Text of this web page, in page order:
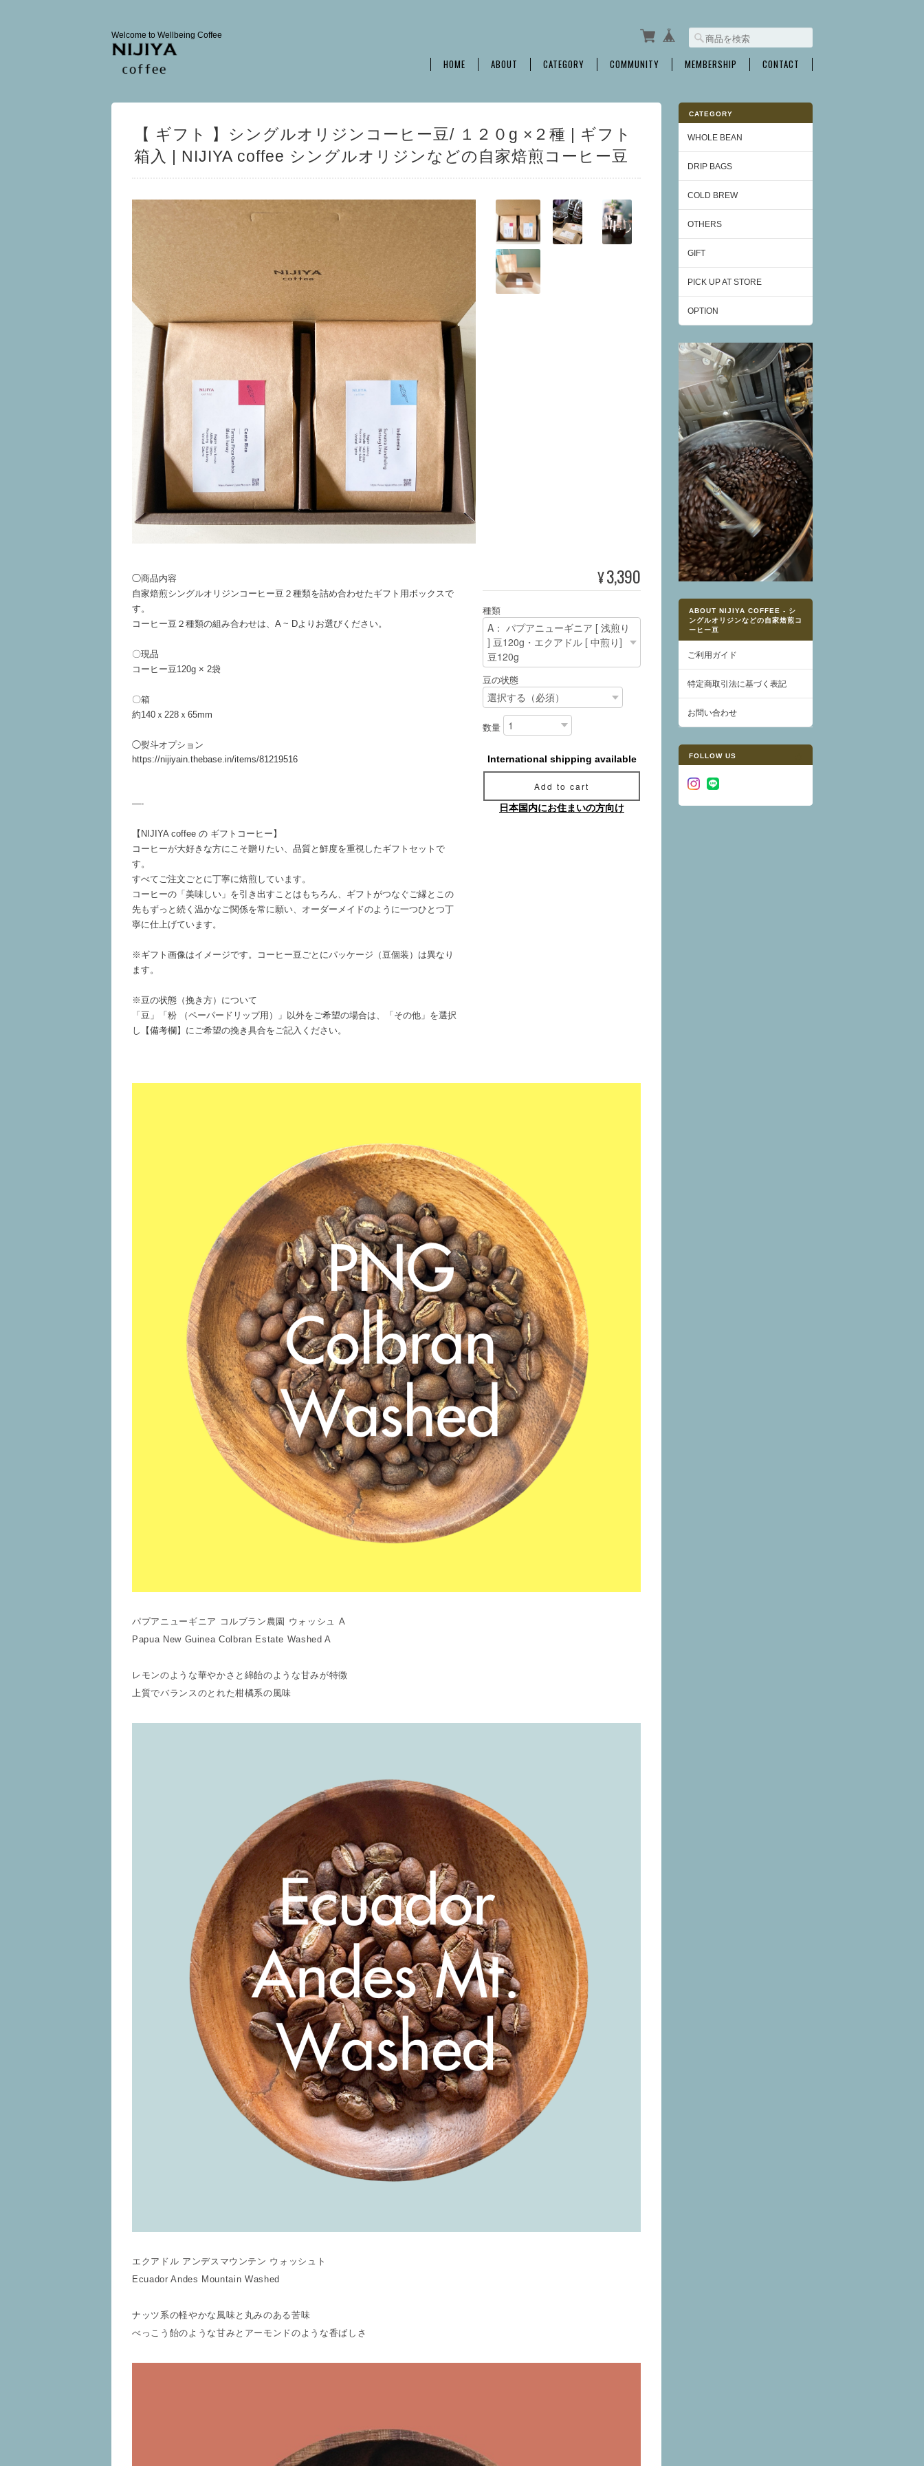
Welcome to Wellbeing Coffee
HOME ABOUT CATEGORY COMMUNITY MEMBERSHIP CONTACT
【 ギフト 】シングルオリジンコーヒー豆/ １２０g ×２種 | ギフト
箱入 | NIJIYA coffee シングルオリジンなどの自家焙煎コーヒー豆
◯商品内容
自家焙煎シングルオリジンコーヒー豆２種類を詰め合わせたギフト用ボックスで
す。
コーヒー豆２種類の組み合わせは、A ~ Dよりお選びください。
〇現品
コーヒー豆120g × 2袋
〇箱
約140ｘ228ｘ65mm
◯熨斗オプション
https://nijiyain.thebase.in/items/81219516
—-
【NIJIYA coffee の ギフトコーヒー】
コーヒーが大好きな方にこそ贈りたい、品質と鮮度を重視したギフトセットで
す。
すべてご注文ごとに丁寧に焙煎しています。
コーヒーの「美味しい」を引き出すことはもちろん、ギフトがつなぐご縁とこの
先もずっと続く温かなご関係を常に願い、オーダーメイドのように一つひとつ丁
寧に仕上げています。
※ギフト画像はイメージです。コーヒー豆ごとにパッケージ（豆個装）は異なり
ます。
※豆の状態（挽き方）について
「豆」「粉 （ペーパードリップ用）」以外をご希望の場合は、「その他」を選択
し【備考欄】にご希望の挽き具合をご記入ください。
¥3,390
種類
豆の状態
数量
International shipping available
Add to cart
日本国内にお住まいの方向け
パプアニューギニア コルブラン農園 ウォッシュ A
Papua New Guinea Colbran Estate Washed A
レモンのような華やかさと綿飴のような甘みが特徴
上質でバランスのとれた柑橘系の風味
エクアドル アンデスマウンテン ウォッシュト
Ecuador Andes Mountain Washed
ナッツ系の軽やかな風味と丸みのある苦味
べっこう飴のような甘みとアーモンドのような香ばしさ
CATEGORY
WHOLE BEAN
DRIP BAGS
COLD BREW
OTHERS
GIFT
PICK UP AT STORE
OPTION
ABOUT NIJIYA COFFEE - シ
ングルオリジンなどの自家焙煎コ
ーヒー豆
ご利用ガイド
特定商取引法に基づく表記
お問い合わせ
FOLLOW US